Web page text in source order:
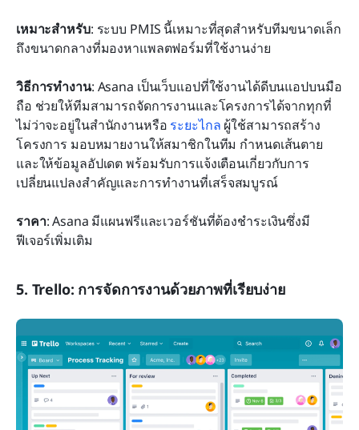
เหมาะสำหรับ: ระบบ PMIS นี้เหมาะที่สุดสำหรับทีมขนาดเล็ก
ถึงขนาดกลางที่มองหาแพลตฟอร์มที่ใช้งานง่าย
วิธีการทำงาน: Asana เป็นเว็บแอปที่ใช้งานได้ดีบนแอปบนมือ
ถือ ช่วยให้ทีมสามารถจัดการงานและโครงการได้จากทุกที่
ไม่ว่าจะอยู่ในสำนักงานหรือ ระยะไกล ผู้ใช้สามารถสร้าง
โครงการ มอบหมายงานให้สมาชิกในทีม กำหนดเส้นตาย
และให้ข้อมูลอัปเดต พร้อมรับการแจ้งเตือนเกี่ยวกับการ
เปลี่ยนแปลงสำคัญและการทำงานที่เสร็จสมบูรณ์
ราคา: Asana มีแผนฟรีและเวอร์ชันที่ต้องชำระเงินซึ่งมี
ฟีเจอร์เพิ่มเติม
5. Trello: การจัดการงานด้วยภาพที่เรียบง่าย